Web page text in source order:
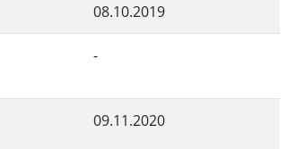
08.10.2019
-
09.11.2020